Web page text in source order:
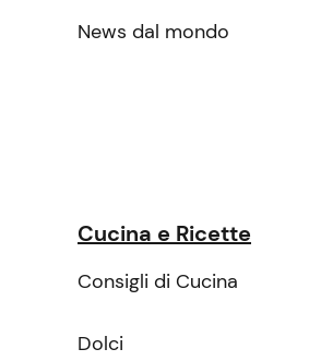
News dal mondo
Cucina e Ricette
Consigli di Cucina
Dolci